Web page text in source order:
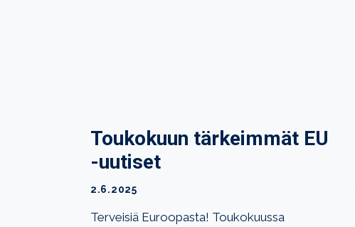
Toukokuun tärkeimmät EU
-uutiset
2.6.2025
Terveisiä Euroopasta! Toukokuussa